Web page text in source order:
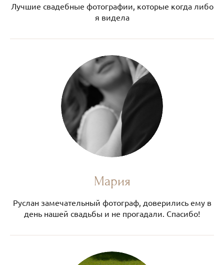
Лучшие свадебные фотографии, которые когда либо
я видела
Мария
Руслан замечательный фотограф, доверились ему в
день нашей свадьбы и не прогадали. Спасибо!